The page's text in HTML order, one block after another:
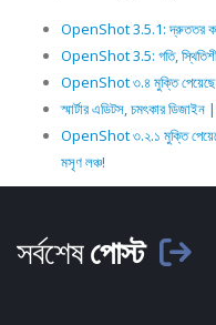
OpenShot 3.5.1: দ্রুততর
OpenShot 3.5: গতি,
OpenShot ৩.৪ মুক্তি পেয়েছে
স্মার্টার এডিটস, চমৎকার
OpenShot ৩.২.১ মুক্তি
মসৃণ লঞ্চ!
সর্বশেষপোস্ট